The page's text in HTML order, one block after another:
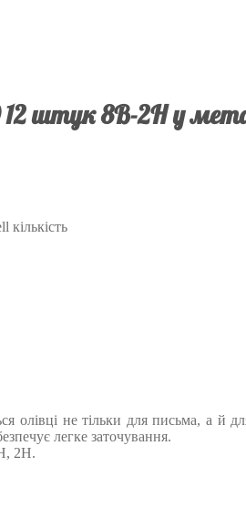
12 штук 8B-2H у
кількість
олівці не тільки для письма, а й
легке заточування.
2H.